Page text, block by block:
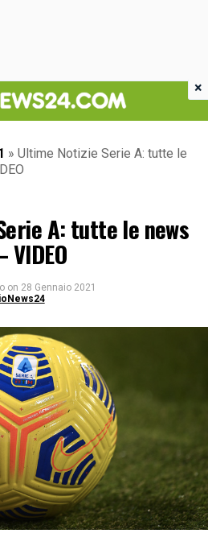
» Ultime Notizie Serie A: tutte le
A: tutte le news
on 28 Gennaio 2021
×